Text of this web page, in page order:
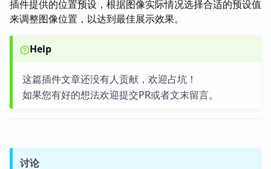
插件提供的位置预设，根据图像实际情况选择合适的预设值
来调整图像位置，以达到最佳展示效果。
Help
这篇插件文章还没有人贡献，欢迎占坑！
如果您有好的想法欢迎提交PR或者文末留言。
讨论